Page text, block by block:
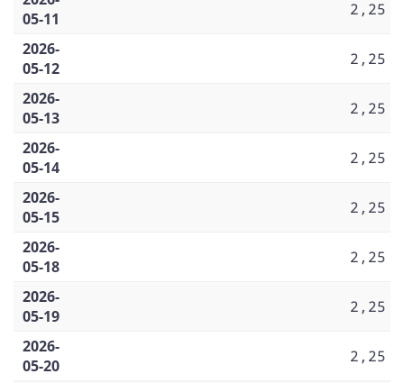
05-11
2,25
2026-
05-12
2,25
2026-
05-13
2,25
2026-
05-14
2,25
2026-
05-15
2,25
2026-
05-18
2,25
2026-
05-19
2,25
2026-
05-20
2,25